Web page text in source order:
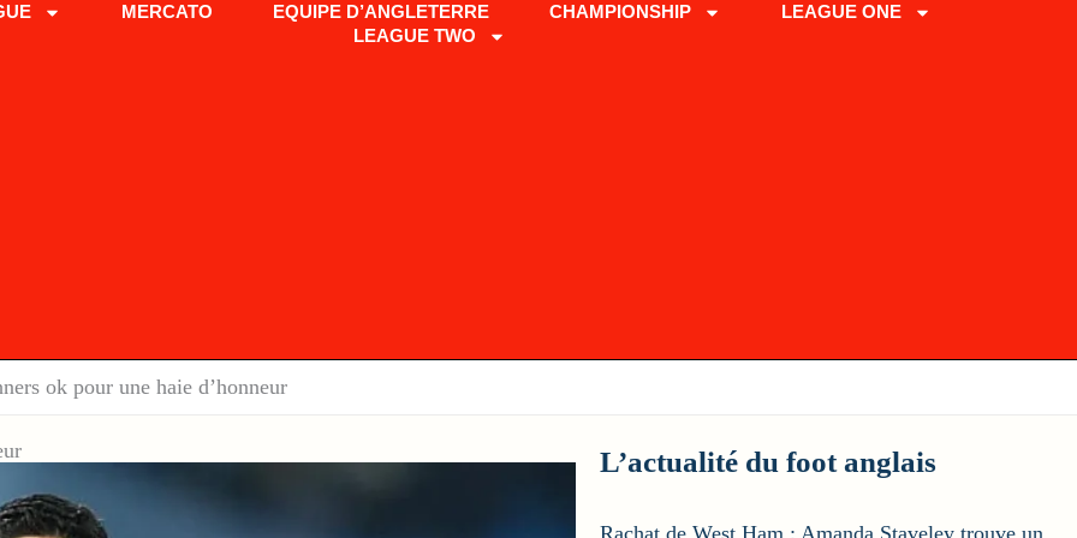
MERCATO EQUIPE D’ANGLETERRE CHAMPIONSHIP
LEAGUE ONE
LEAGUE TWO
ok pour une haie d’honneur
L’actualité du foot anglais